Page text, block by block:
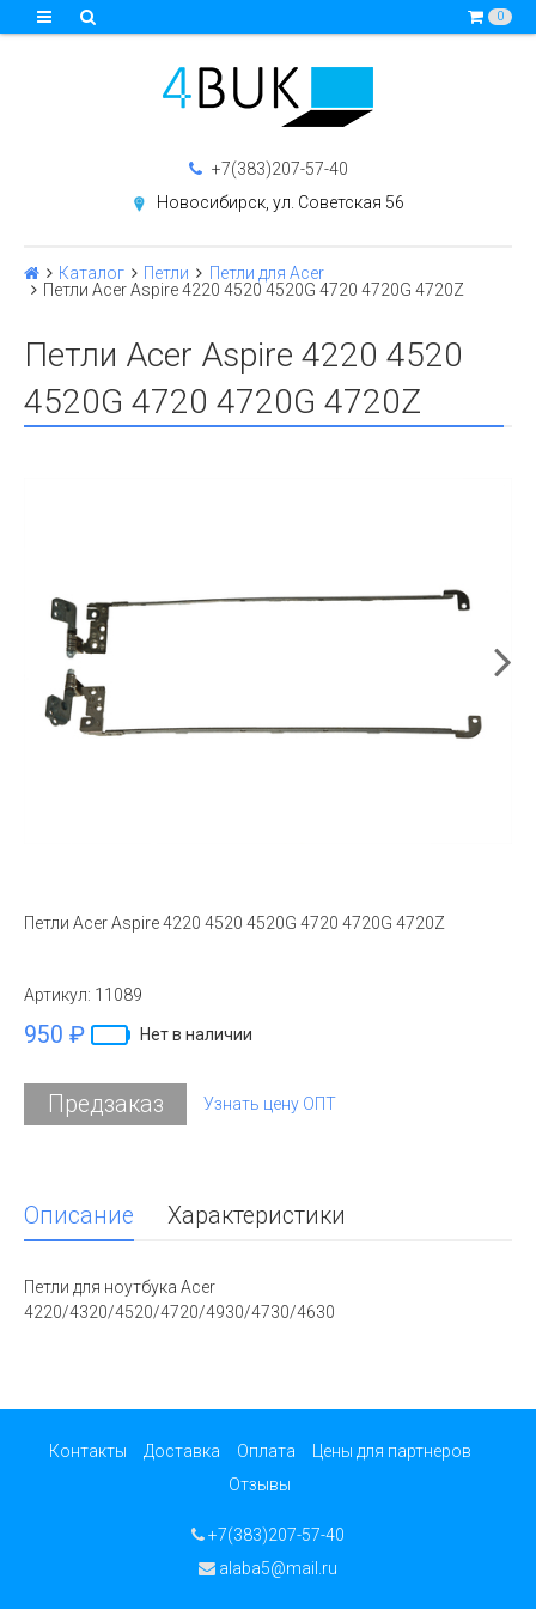
0
+7(383)207-57-40
Новосибирск, ул. Советская 56
Каталог Петли
Петли для Acer
Петли Acer Aspire 4220 4520 4520G 4720 4720G 4720Z
Петли Acer Aspire 4220 4520
4520G 4720 4720G 4720Z
Петли Acer Aspire 4220 4520 4520G 4720 4720G 4720Z
Артикул: 11089
950 ₽ Нет в наличии
Предзаказ Узнать цену ОПТ
Описание Характеристики
Петли для ноутбука Acer
4220/4320/4520/4720/4930/4730/4630
Контакты Доставка Оплата
Цены для партнеров
Отзывы
+7(383)207-57-40
alaba5@mail.ru